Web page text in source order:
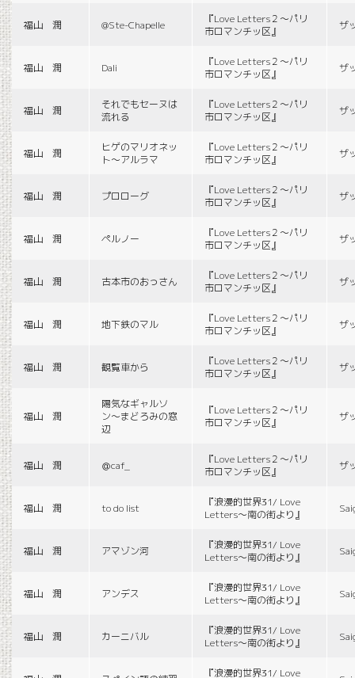
福山 潤 @Ste-Chapelle
『Love Letters２〜パリ
市ロマンチッ区』
ザ
福山 潤 Dali
『Love Letters２〜パリ
市ロマンチッ区』
ザ
福山 潤
それでもセーヌは
流れる
『Love Letters２〜パリ
市ロマンチッ区』
ザ
福山 潤
ヒゲのマリオネッ
ト〜アルラマ
『Love Letters２〜パリ
市ロマンチッ区』
ザ
福山 潤 プロローグ
『Love Letters２〜パリ
市ロマンチッ区』
ザ
福山 潤 ペルノー
『Love Letters２〜パリ
市ロマンチッ区』
ザ
福山 潤 古本市のおっさん
『Love Letters２〜パリ
市ロマンチッ区』
ザ
福山 潤 地下鉄のマル
『Love Letters２〜パリ
市ロマンチッ区』
ザ
福山 潤 観覧車から
『Love Letters２〜パリ
市ロマンチッ区』
ザ
福山 潤
陽気なギャルソ
ン〜まどろみの窓
辺
『Love Letters２〜パリ
市ロマンチッ区』
ザ
福山 潤 ＠caf_
『Love Letters２〜パリ
市ロマンチッ区』
ザ
福山 潤 to do list
『浪漫的世界31/ Love
Letters〜南の街より』
福山 潤 アマゾン河
『浪漫的世界31/ Love
Letters〜南の街より』
福山 潤 アンデス
『浪漫的世界31/ Love
Letters〜南の街より』
福山 潤 カーニバル
『浪漫的世界31/ Love
Letters〜南の街より』
『浪漫的世界31/ Love